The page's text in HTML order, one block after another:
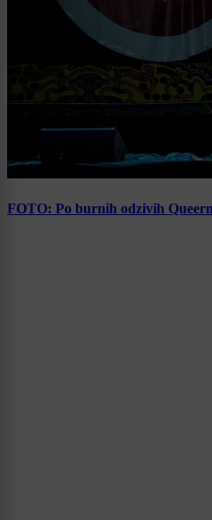
FOTO: Po burnih odzivih